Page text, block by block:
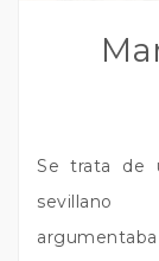
Se trata de